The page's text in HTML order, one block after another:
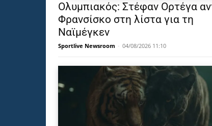
Ολυμπιακός: Στέφαν Ορτέγα
Φρανσίσκο στη λίστα για τη
Ναϊμέγκεν
Sportlive Newsroom - 04/08/2026 11:10